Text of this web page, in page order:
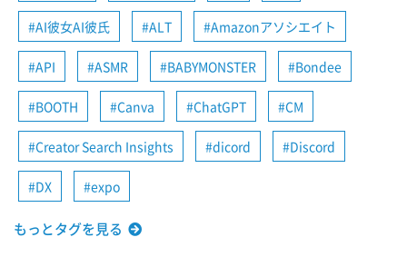
AI彼女AI彼氏 ALT Amazonアソシエイト
API ASMR BABYMONSTER Bondee
BOOTH Canva ChatGPT CM
Creator Search Insights dicord Discord
DX expo
もっとタグを見る